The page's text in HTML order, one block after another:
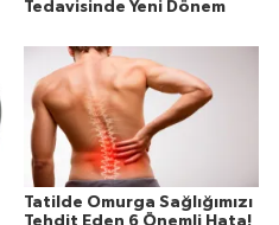
Tedavisinde Yeni Dönem
Tatilde Omurga Sağlığımızı
Tehdit Eden 6 Önemli Hata!